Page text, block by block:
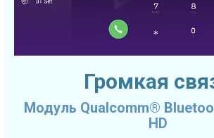
Громкая
Модуль Qualcomm®
HD